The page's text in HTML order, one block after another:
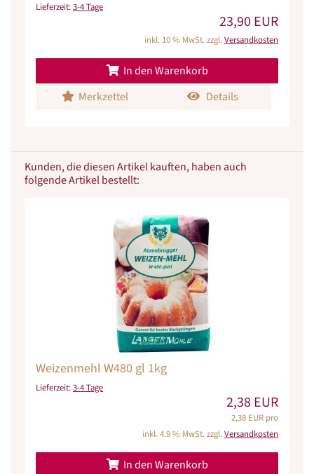
Lieferzeit:3-4 Tage
23,90 EUR
inkl. 10 % MwSt. zzgl.Versandkosten
In den Warenkorb
Merkzettel
Details
Kunden, die diesen Artikel kauften, haben auch
folgende Artikel bestellt:
Weizenmehl W480 gl 1kg
Lieferzeit:3-4 Tage
2,38 EUR
2,38 EUR pro
inkl. 4.9 % MwSt. zzgl.Versandkosten
In den Warenkorb